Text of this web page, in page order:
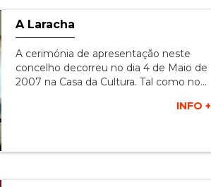
A Laracha
A cerimónia de apresentação neste
concelho decorreu no dia 4 de Maio de
2007 na Casa da Cultura. Tal como no…
INFO +